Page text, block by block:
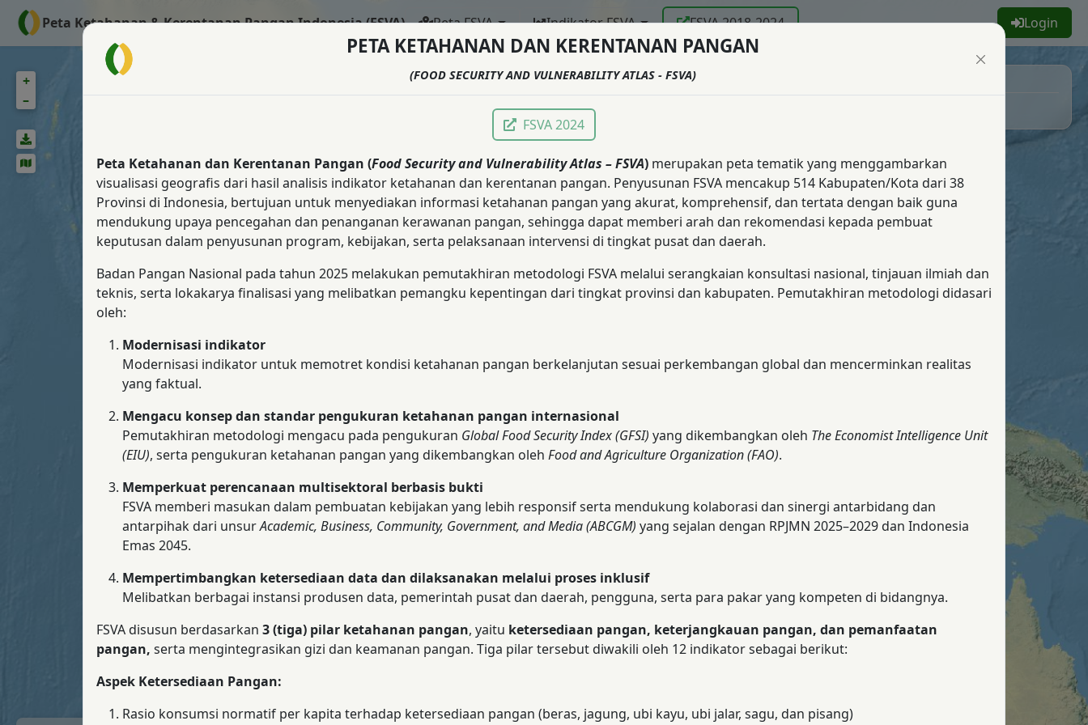
+
–
+
–
Peta Ketahanan & Kerentanan Pangan Indonesia (FSVA) Peta FSVA Indikator FSVA FSVA 2018-2024 Login
PETA KETAHANAN DAN KERENTANAN PANGAN
(FOOD SECURITY AND VULNERABILITY ATLAS - FSVA)
FSVA 2024
Peta Ketahanan dan Kerentanan Pangan (Food Security and Vulnerability Atlas – FSVA) merupakan peta tematik yang menggambarkan
visualisasi geografis dari hasil analisis indikator ketahanan dan kerentanan pangan. Penyusunan FSVA mencakup 514 Kabupaten/Kota dari 38
Provinsi di Indonesia, bertujuan untuk menyediakan informasi ketahanan pangan yang akurat, komprehensif, dan tertata dengan baik guna
mendukung upaya pencegahan dan penanganan kerawanan pangan, sehingga dapat memberi arah dan rekomendasi kepada pembuat
keputusan dalam penyusunan program, kebijakan, serta pelaksanaan intervensi di tingkat pusat dan daerah.
Badan Pangan Nasional pada tahun 2025 melakukan pemutakhiran metodologi FSVA melalui serangkaian konsultasi nasional, tinjauan ilmiah dan
teknis, serta lokakarya finalisasi yang melibatkan pemangku kepentingan dari tingkat provinsi dan kabupaten. Pemutakhiran metodologi didasari
oleh:
Modernisasi indikator
Modernisasi indikator untuk memotret kondisi ketahanan pangan berkelanjutan sesuai perkembangan global dan mencerminkan realitas
yang faktual.
Mengacu konsep dan standar pengukuran ketahanan pangan internasional
Pemutakhiran metodologi mengacu pada pengukuran Global Food Security Index (GFSI) yang dikembangkan oleh The Economist Intelligence Unit
(EIU), serta pengukuran ketahanan pangan yang dikembangkan oleh Food and Agriculture Organization (FAO).
Memperkuat perencanaan multisektoral berbasis bukti
FSVA memberi masukan dalam pembuatan kebijakan yang lebih responsif serta mendukung kolaborasi dan sinergi antarbidang dan
antarpihak dari unsurAcademic, Business, Community, Government, and Media (ABCGM) yang sejalan dengan RPJMN 2025–2029 dan Indonesia
Emas 2045.
Mempertimbangkan ketersediaan data dan dilaksanakan melalui proses inklusif
Melibatkan berbagai instansi produsen data, pemerintah pusat dan daerah, pengguna, serta para pakar yang kompeten di bidangnya.
FSVA disusun berdasarkan 3 (tiga) pilar ketahanan pangan, yaitu ketersediaan pangan, keterjangkauan pangan, dan pemanfaatan
pangan, serta mengintegrasikan gizi dan keamanan pangan. Tiga pilar tersebut diwakili oleh 12 indikator sebagai berikut:
Aspek Ketersediaan Pangan:
Rasio konsumsi normatif per kapita terhadap ketersediaan pangan (beras, jagung, ubi kayu, ubi jalar, sagu, dan pisang)